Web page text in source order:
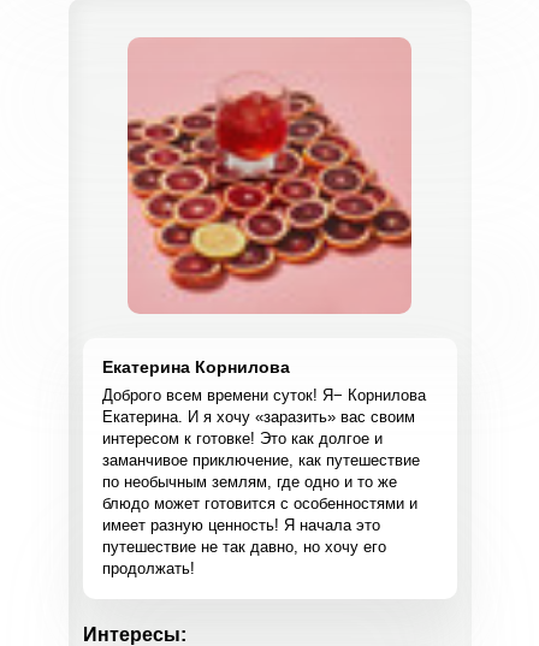
Екатерина Корнилова
Доброго всем времени суток! Я− Корнилова
Екатерина. И я хочу «заразить» вас своим
интересом к готовке! Это как долгое и
заманчивое приключение, как путешествие
по необычным землям, где одно и то же
блюдо может готовится с особенностями и
имеет разную ценность! Я начала это
путешествие не так давно, но хочу его
продолжать!
Интересы: